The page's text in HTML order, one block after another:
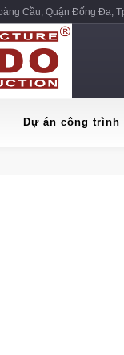
Cầu, Quận Đống Đa;
Dự án công trình